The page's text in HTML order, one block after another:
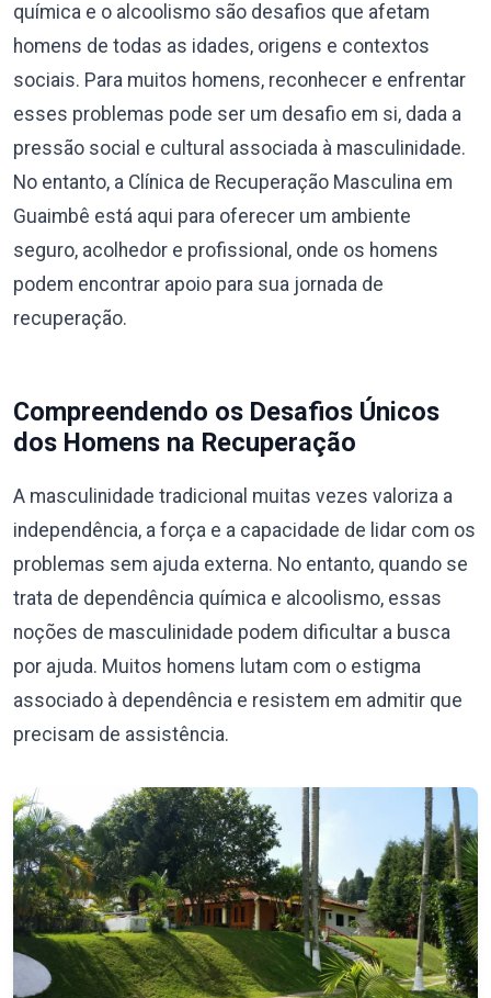
química e o alcoolismo são desafios que afetam
homens de todas as idades, origens e contextos
sociais. Para muitos homens, reconhecer e enfrentar
esses problemas pode ser um desafio em si, dada a
pressão social e cultural associada à masculinidade.
No entanto, a Clínica de Recuperação Masculina em
Guaimbê está aqui para oferecer um ambiente
seguro, acolhedor e profissional, onde os homens
podem encontrar apoio para sua jornada de
recuperação.
Compreendendo os Desafios Únicos
dos Homens na Recuperação
A masculinidade tradicional muitas vezes valoriza a
independência, a força e a capacidade de lidar com os
problemas sem ajuda externa. No entanto, quando se
trata de dependência química e alcoolismo, essas
noções de masculinidade podem dificultar a busca
por ajuda. Muitos homens lutam com o estigma
associado à dependência e resistem em admitir que
precisam de assistência.